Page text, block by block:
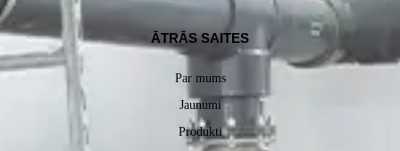
ĀTRĀS SAITES
Par mums
Jaunumi
Produkti